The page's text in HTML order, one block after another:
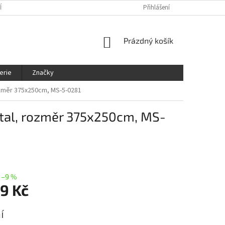
KDE NÁS NAJDETE
Přihlášení
NÁKUPNÍ
Prázdný košík
Značky
375x250cm, MS-5-0281
rozměr 375x250cm, MS-
–9 %
Kč